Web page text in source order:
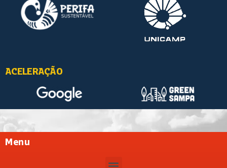
ACELERAÇÃO
Menu